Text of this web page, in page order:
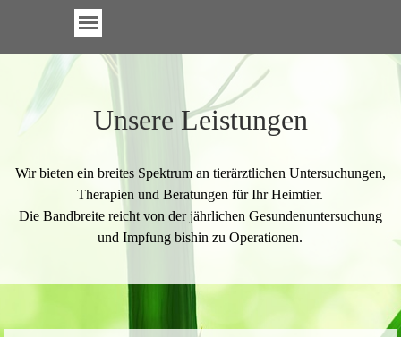
Direkt zum Seiteninhalt
Menü überspringen
Unsere Leistungen
Wir bieten ein breites Spektrum an tierärztlichen Untersuchungen,
Therapien und Beratungen für Ihr Heimtier.
Die Bandbreite reicht von der jährlichen Gesundenuntersuchung
und Impfung bishin zu Operationen.